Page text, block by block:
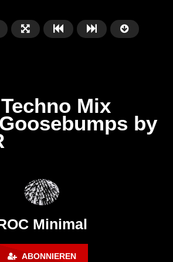
Mix
by
Minimal
ABONNIEREN